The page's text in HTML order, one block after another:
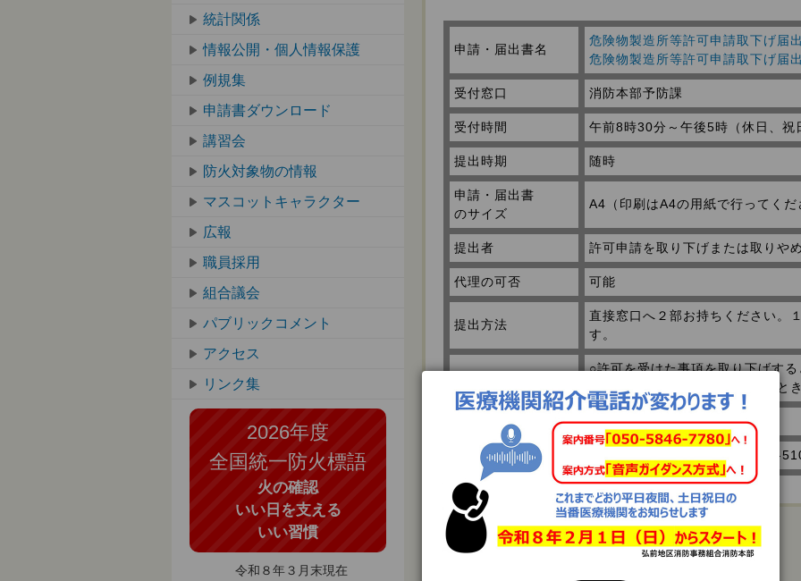
申請・届出書名
危険物製造所等許可申請取下げ届
危険物製造所等許可申請取下げ届
受付窓口 消防本部予防課
受付時間 午前8時30分～午後5時（休日、祝
提出時期 随時
申請・届出書
のサイズ
A4（印刷はA4の用紙で行ってく
提出者 許可申請を取り下げまたは取りや
代理の可否 可能
提出方法
直接窓口へ２部お持ちください。
す。
○許可を受けた事項を取り下げす
証の交付を受け、取りやめすると
無料
問い合わせ先 消防本部予防課（電話0172-32-
統計関係
情報公開・個人情報保護
例規集
申請書ダウンロード
講習会
防火対象物の情報
マスコットキャラクター
広報
職員採用
組合議会
パブリックコメント
アクセス
リンク集
2026年度
全国統一防火標語
火の確認
いい日を支える
いい習慣
令和８年３月末現在